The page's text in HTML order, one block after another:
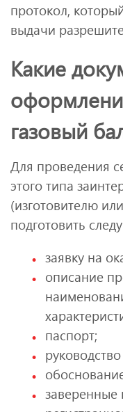
протокол,
выдачи
Какие
газовый
Для проведения
этого типа
(изготовителю
подготовить
заявку на
описание
паспорт;